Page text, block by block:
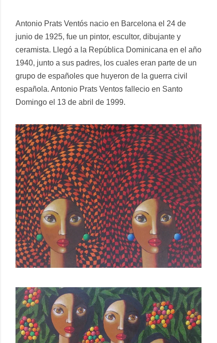
Antonio Prats Ventós nacio en Barcelona el 24 de
junio de 1925, fue un pintor, escultor, dibujante y
ceramista. Llegó a la República Dominicana en el año
1940, junto a sus padres, los cuales eran parte de un
grupo de españoles que huyeron de la guerra civil
española. Antonio Prats Ventos fallecio en Santo
Domingo el 13 de abril de 1999.